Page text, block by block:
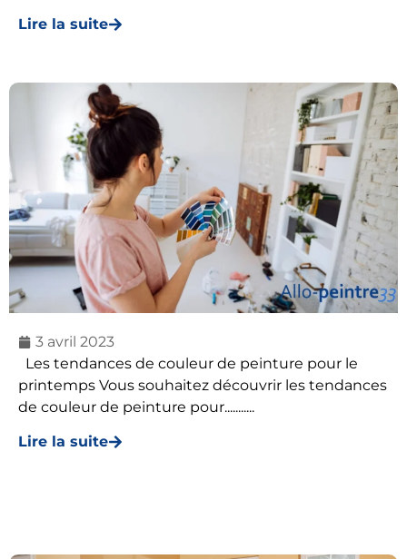
Lire la suite
3 avril 2023
Les tendances de couleur de peinture pour le
printemps Vous souhaitez découvrir les tendances
de couleur de peinture pour...........
Lire la suite